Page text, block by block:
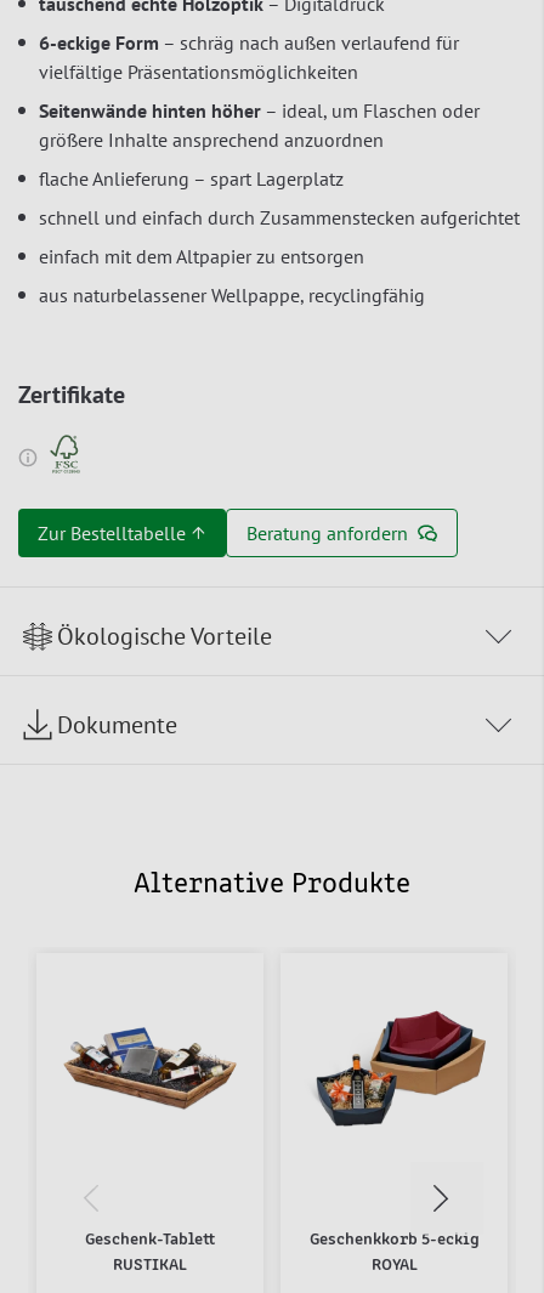
6-eckige Form – schräg nach außen verlaufend für
vielfältige Präsentationsmöglichkeiten
Seitenwände hinten höher – ideal, um Flaschen oder
größere Inhalte ansprechend anzuordnen
flache Anlieferung – spart Lagerplatz
schnell und einfach durch Zusammenstecken aufgerichtet
einfach mit dem Altpapier zu entsorgen
aus naturbelassener Wellpappe, recyclingfähig
Zertifikate
Zur Bestelltabelle ↑ Beratung anfordern
Ökologische Vorteile
Dokumente
Alternative Produkte
Geschenk-Tablett
RUSTIKAL
Geschenkkorb 5-eckig
ROYAL